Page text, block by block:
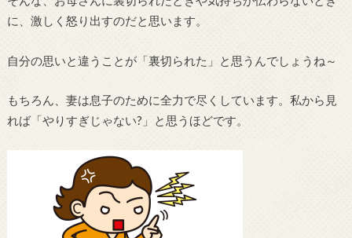
に、激しく怒り出すのだと思います。
自分の思いと違うことが「裏切られた」と思うんでしょうね～
もちろん、妻は息子のために全力で尽くしています。私から見
れば「やりすぎじゃない?」と思うほどです。